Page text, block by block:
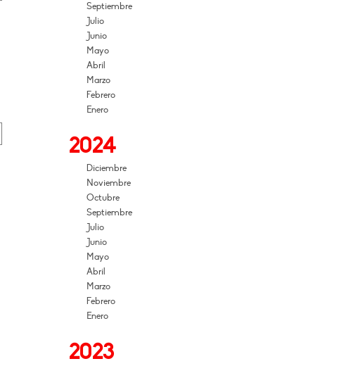
Septiembre
Julio
Junio
Mayo
Abril
Marzo
Febrero
Enero
2024
Diciembre
Noviembre
Octubre
Septiembre
Julio
Junio
Mayo
Abril
Marzo
Febrero
Enero
2023